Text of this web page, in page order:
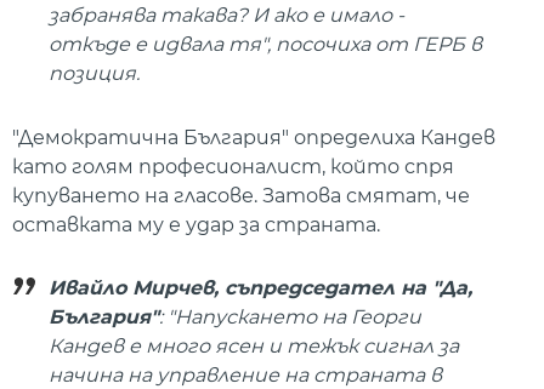
забранява такава? И ако е имало -
откъде е идвала тя", посочиха от ГЕРБ в
позиция.
"Демократична България" определиха Кандев
като голям професионалист, който спря
купуването на гласове. Затова смятат, че
оставката му е удар за страната.
Ивайло Мирчев, съпредседател на "Да,
България": "Напускането на Георги
Кандев е много ясен и тежък сигнал за
начина на управление на страната в